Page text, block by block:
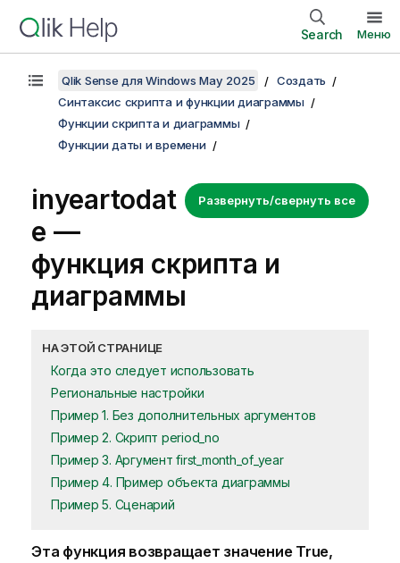
Search Меню
Qlik Sense для Windows May 2025
Создать
Синтаксис скрипта и функции диаграммы
Функции скрипта и диаграммы
Функции даты и времени
Развернуть/свернуть все
inyeartodat
e —
функция скриптa и
диаграммы
НА ЭТОЙ СТРАНИЦЕ
Когда это следует использовать
Региональные настройки
Пример 1. Без дополнительных аргументов
Пример 2. Скрипт period_no
Пример 3. Аргумент first_month_of_year
Пример 4. Пример объекта диаграммы
Пример 5. Сценарий
Эта функция возвращает значение True,